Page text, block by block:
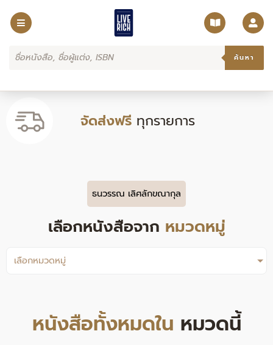
Products
search ค้นหา
จัดส่งฟรี ทุกรายการ
ธนวรรณ เลิศลักขณากุล
เลือกหนังสือจาก หมวดหมู่
เลือกหมวดหมู่
หนังสือทั้งหมดใน หมวดนี้